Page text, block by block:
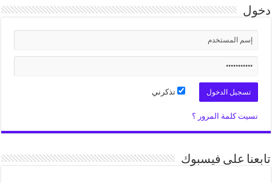
دخول
تذكرني
نسيت كلمة المرور ؟
تابعنا على فيسبوك